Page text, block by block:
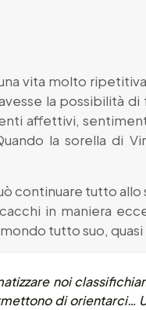
vita molto
la possibilità
affettivi,
la sorella di
continuare tutto allo
in maniera
tutto suo,
noi
di orientarci…